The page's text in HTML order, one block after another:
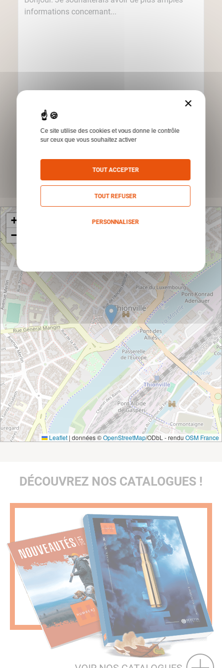
Je souhaite recevoir des informations
concernant les produits et services Humbert
par e-mail.
Envoyer
+
−
Leaflet | données ©OpenStreetMap/ODbL - rendu OSM France
DÉCOUVREZ NOS CATALOGUES !
×
Ce site utilise des cookies et vous donne le contrôle
sur ceux que vous souhaitez activer
TOUT ACCEPTER
TOUT REFUSER
PERSONNALISER